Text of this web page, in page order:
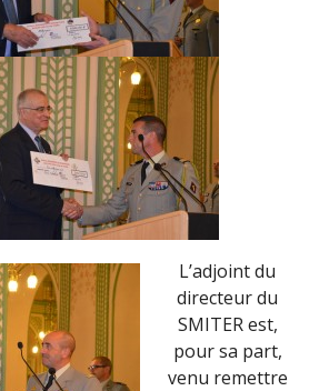
L’adjoint du
directeur du
SMITER est,
pour sa part,
venu remettre